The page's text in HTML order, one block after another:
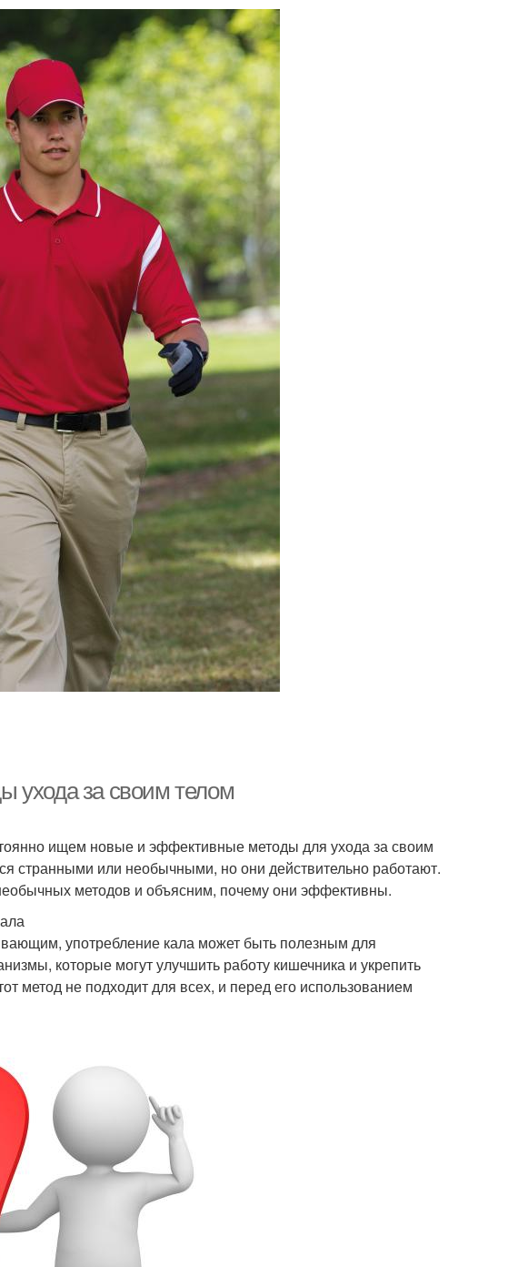
ухода за своим телом
ищем новые и эффективные методы для ухода за своим
странными или необычными, но они действительно работают.
методов и объясним, почему они эффективны.
употребление кала может быть полезным для
которые могут улучшить работу кишечника и укрепить
метод не подходит для всех, и перед его использованием